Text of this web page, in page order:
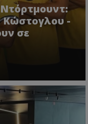
Κώστογλου -
σε